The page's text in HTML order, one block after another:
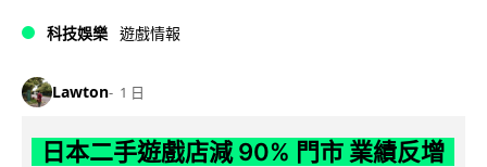
科技娛樂 遊戲情報
Lawton 1 日
日本二手遊戲店減 90% 門市 業績反增